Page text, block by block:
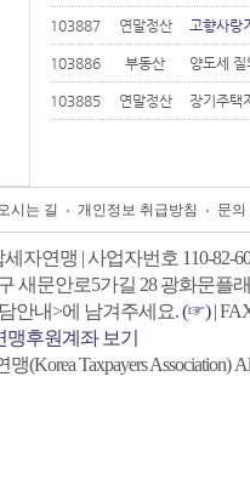
103887 연말정산 고향사랑
103886 부동산 양도세
103885 연말정산 장기주택
시는 길 개인정보 취급방침 문
자연맹 | 사업자번호 110-82-
새문안로5가길 28 광화문플
안내>에 남겨주세요.(☞)|
맹후원계좌 보기
Taxpayers Association)